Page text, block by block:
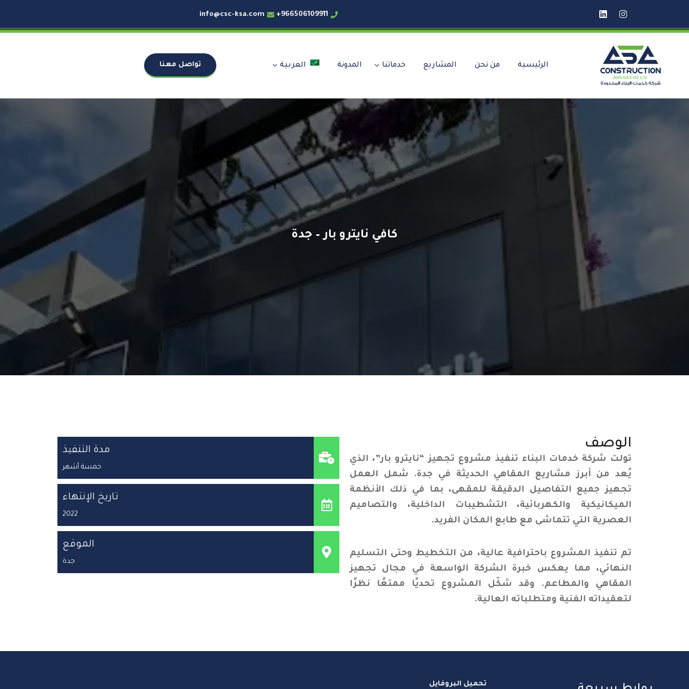
966506109911+
info@csc-ksa.com
الرئيسية من نحن المشاريع خدماتنا المدونة العربية تواصل معنا
كافي نايترو بار – جدة
الوصف
تولت شركة خدمات البناء تنفيذ مشروع تجهيز “نايترو بار”، الذي
يُعد من أبرز مشاريع المقاهي الحديثة في جدة. شمل العمل
تجهيز جميع التفاصيل الدقيقة للمقهى، بما في ذلك الأنظمة
الميكانيكية والكهربائية، التشطيبات الداخلية، والتصاميم
العصرية التي تتماشى مع طابع المكان الفريد.
تم تنفيذ المشروع باحترافية عالية، من التخطيط وحتى التسليم
النهائي، مما يعكس خبرة الشركة الواسعة في مجال تجهيز
المقاهي والمطاعم. وقد شكّل المشروع تحديًا ممتعًا نظرًا
لتعقيداته الفنية ومتطلباته العالية.
مدة التنفيذ
خمسة أشهر
تاريخ الإنتهاء
2022
الموقع
جدة
تحميل البروفايل